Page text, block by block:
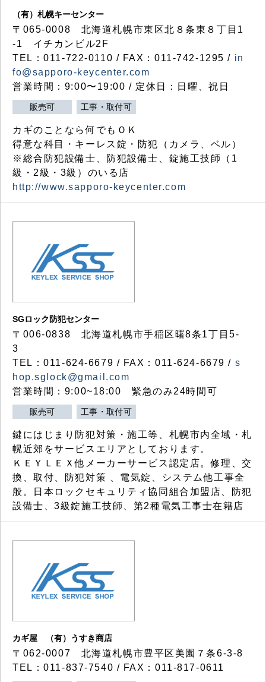
（有）札幌キーセンター
〒065-0008 北海道札幌市東区北８条東８丁目1
-1 イチカンビル2F
TEL：011-722-0110 / FAX：011-742-1295 / in
fo@sapporo-keycenter.com
営業時間：9:00〜19:00 / 定休日：日曜、祝日
販売可 工事・取付可
カギのことなら何でもＯＫ
得意な科目・キーレス錠・防犯（カメラ、ベル）
※総合防犯設備士、防犯設備士、錠施工技師（1
級・2級・3級）のいる店
http://www.sapporo-keycenter.com
SGロック防犯センター
〒006-0838 北海道札幌市手稲区曙8条1丁目5-
3
TEL：011-624-6679 / FAX：011-624-6679 / s
hop.sglock@gmail.com
営業時間：9:00~18:00 緊急のみ24時間可
販売可 工事・取付可
鍵にはじまり防犯対策・施工等、札幌市内全域・札
幌近郊をサービスエリアとしております。
ＫＥＹＬＥＸ他メーカーサービス認定店。修理、交
換、取付、防犯対策 、電気錠、システム他工事全
般。日本ロックセキュリティ協同組合加盟店、防犯
設備士、3級錠施工技師、第2種電気工事士在籍店
カギ屋 （有）うすき商店
〒062-0007 北海道札幌市豊平区美園７条6-3-8
TEL：011-837-7540 / FAX：011-817-0611